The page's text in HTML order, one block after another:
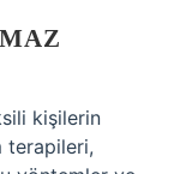
kişilerin
terapileri,